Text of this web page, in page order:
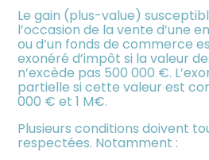
Le gain (plus-value)
l’occasion de la vente d’une
ou d’un fonds de commerce
exonéré d’impôt si la valeur
n’excède pas 500 000 €.
partielle si cette valeur est
000 € et 1 M€.
Plusieurs conditions doivent
respectées. Notamment :